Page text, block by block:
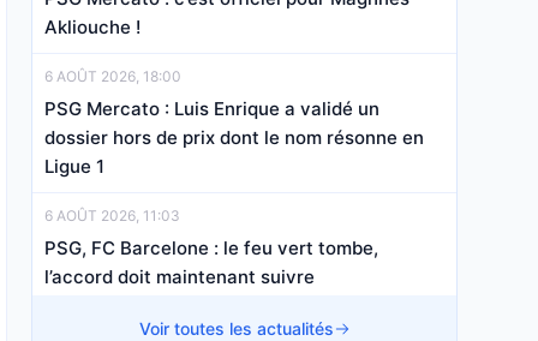
Akliouche !
6 AOÛT 2026, 18:00
PSG Mercato : Luis Enrique a validé un
dossier hors de prix dont le nom résonne en
Ligue 1
6 AOÛT 2026, 11:03
PSG, FC Barcelone : le feu vert tombe,
l’accord doit maintenant suivre
6 AOÛT 2026, 08:23Voir toutes les actualités